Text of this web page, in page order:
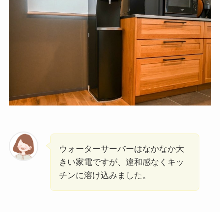
ウォーターサーバーはなかなか大
きい家電ですが、違和感なくキッ
チンに溶け込みました。